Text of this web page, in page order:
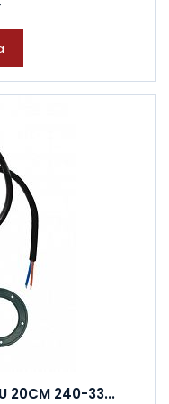
20CM 240-33...